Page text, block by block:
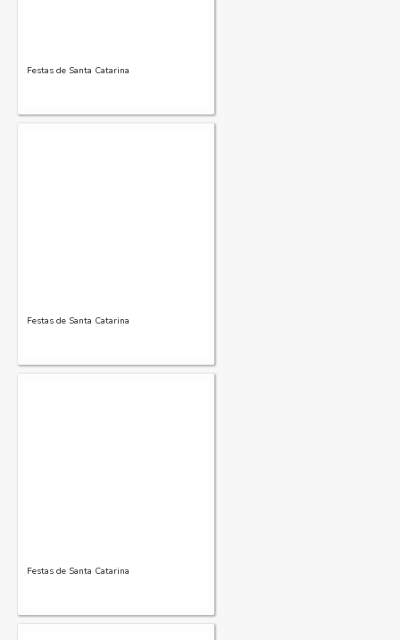
Festas de Santa Catarina
Festas de Santa Catarina
Festas de Santa Catarina